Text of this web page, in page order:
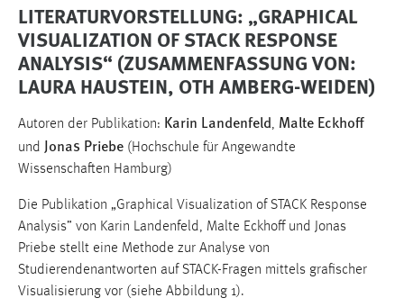
LITERATURVORSTELLUNG: „GRAPHICAL
VISUALIZATION OF STACK RESPONSE
ANALYSIS“ (ZUSAMMENFASSUNG VON:
LAURA HAUSTEIN, OTH AMBERG-WEIDEN)
Autoren der Publikation: Karin Landenfeld, Malte Eckhoff
und Jonas Priebe (Hochschule für Angewandte
Wissenschaften Hamburg)
Die Publikation „Graphical Visualization of STACK Response
Analysis” von Karin Landenfeld, Malte Eckhoff und Jonas
Priebe stellt eine Methode zur Analyse von
Studierendenantworten auf STACK-Fragen mittels grafischer
Visualisierung vor (siehe Abbildung 1).